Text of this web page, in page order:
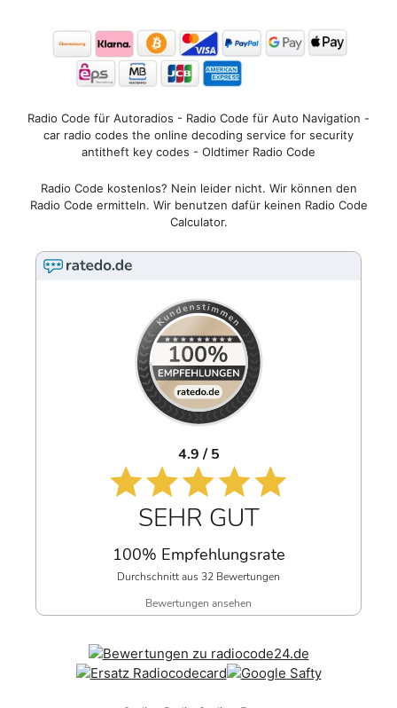
Radio Code für Autoradios - Radio Code für Auto Navigation -
car radio codes the online decoding service for security
antitheft key codes - Oldtimer Radio Code
Radio Code kostenlos? Nein leider nicht. Wir können den
Radio Code ermitteln. Wir benutzen dafür keinen Radio Code
Calculator.
4.9 / 5
SEHR GUT
100% Empfehlungsrate
Durchschnitt aus 32 Bewertungen
Bewertungen ansehen